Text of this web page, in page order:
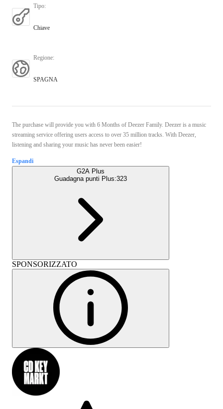
Tipo:
Chiave
Regione:
SPAGNA
The purchase will provide you with 6 Months of Deezer Family. Deezer is a music
streaming service offering users access to over 35 million tracks. With Deezer,
listening and sharing your music has never been easier!
Espandi
G2A Plus
Guadagna punti Plus:323
SPONSORIZZATO